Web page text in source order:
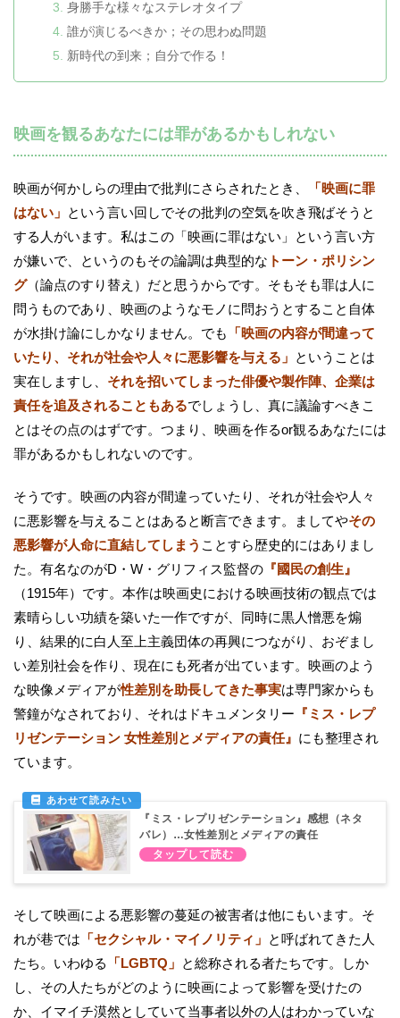
身勝手な様々なステレオタイプ
誰が演じるべきか；その思わぬ問題
新時代の到来；自分で作る！
映画を観るあなたには罪があるかもしれない
映画が何かしらの理由で批判にさらされたとき、
「映画に罪
はない」 という言い回しでその批判の空気を吹き飛ばそうと
する人がいます。私はこの「映画に罪はない」という言い方
が嫌いで、というのもその論調は典型的な トーン・ポリシン
グ（論点のすり替え）だと思うからです。そもそも罪は人に
問うものであり、映画のようなモノに問おうとすること自体
が水掛け論にしかなりません。でも
「映画の内容が間違って
いたり、それが社会や人々に悪影響を与える」 ということは
実在しますし、 それを招いてしまった俳優や製作陣、企業は
責任を追及されることもあるでしょうし、真に議論すべきこ
とはその点のはずです。つまり、映画を作るor観るあなたには
罪があるかもしれないのです。
そうです。映画の内容が間違っていたり、それが社会や人々
に悪影響を与えることはあると断言できます。ましてやその
悪影響が人命に直結してしまう ことすら歴史的にはありまし
た。有名なのがD・W・グリフィス監督の 『國民の創生』
（1915年）です。本作は映画史における映画技術の観点では
素晴らしい功績を築いた一作ですが、同時に黒人憎悪を煽
り、結果的に白人至上主義団体の再興につながり、おぞまし
い差別社会を作り、現在にも死者が出ています。映画のよう
な映像メディアが性差別を助長してきた事実は専門家からも
警鐘がなされており、それはドキュメンタリー 『ミス・レプ
リゼンテーション 女性差別とメディアの責任』 にも整理され
ています。
『ミス・レプリゼンテーション』感想（ネタ
バレ）…女性差別とメディアの責任
そして映画による悪影響の蔓延の被害者は他にもいます。そ
れが巷では 「セクシャル・マイノリティ」 と呼ばれてきた人
たち。いわゆる
「LGBTQ」 と総称される者たちです。しか
し、その人たちがどのように映画によって影響を受けたの
か、イマイチ漠然としていて当事者以外の人はわかっていな